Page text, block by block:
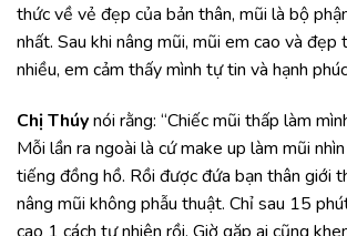
thức về vẻ đẹp của bản thân, mũi là bộ
nhất. Sau khi nâng mũi, mũi em cao và đẹp
nhiều, em cảm thấy mình tự tin và hạnh
Chị Thúynói rằng: “Chiếc mũi thấp làm
Mỗi lần ra ngoài là cứ make up làm mũi
tiếng đồng hồ. Rồi được đứa bạn thân giới
nâng mũi không phẫu thuật. Chỉ sau 15
cao 1 cách tự nhiên rồi. Giờ gặp ai cũng